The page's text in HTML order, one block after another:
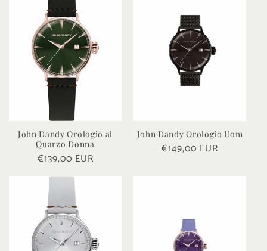
eJohn Dandy Orologio al
Quarzo Donna
Prezzo
listino
€139,00 EUR
John Dandy Orologio Uom
Prezzo
€149,00 EUR